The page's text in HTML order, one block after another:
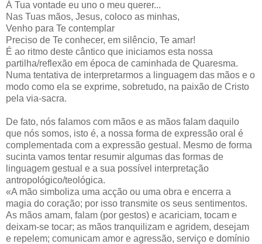
À Tua vontade eu uno o meu querer...
Nas Tuas mãos, Jesus, coloco as minhas,
Venho para Te contemplar
Preciso de Te conhecer, em silêncio, Te amar!
É ao ritmo deste cântico que iniciamos esta nossa
partilha/reflexão em época de caminhada de Quaresma.
Numa tentativa de interpretarmos a linguagem das mãos e o
modo como ela se exprime, sobretudo, na paixão de Cristo
pela via-sacra.
De fato, nós falamos com mãos e as mãos falam daquilo
que nós somos, isto é, a nossa forma de expressão oral é
complementada com a expressão gestual. Mesmo de forma
sucinta vamos tentar resumir algumas das formas de
linguagem gestual e a sua possível interpretação
antropológico/teológica.
«A mão simboliza uma acção ou uma obra e encerra a
magia do coração; por isso transmite os seus sentimentos.
As mãos amam, falam (por gestos) e acariciam, tocam e
deixam-se tocar; as mãos tranquilizam e agridem, desejam
e repelem; comunicam amor e agressão, serviço e domínio